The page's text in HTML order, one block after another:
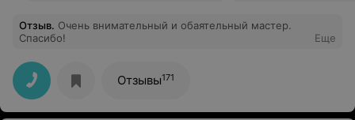
Отзыв. Очень внимательный и обаятельный мастер.
Спасибо!
Еще
Отзывы171